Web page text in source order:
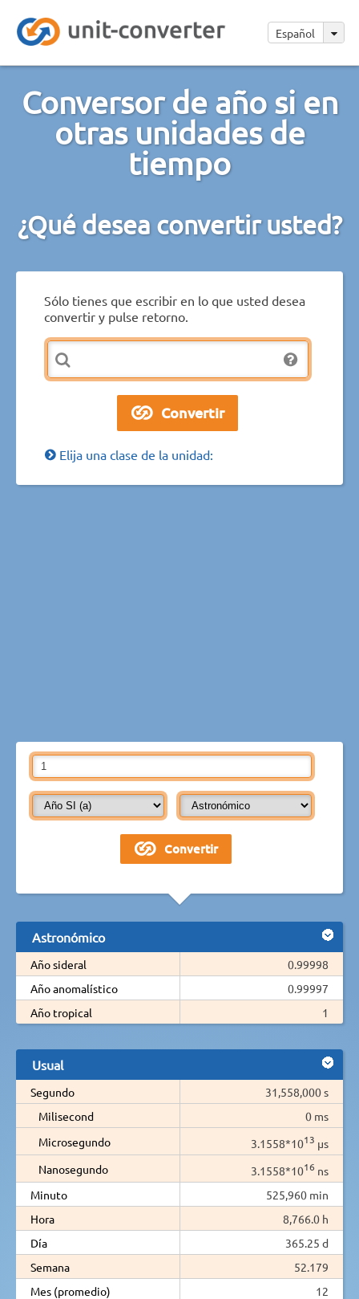
Español
Conversor de año si en
otras unidades de
tiempo
¿Qué desea convertir usted?
Sólo tienes que escribir en lo que usted desea
convertir y pulse retorno.
Elija una clase de la unidad:
Astronómico
Año sideral
0.99998
Año anomalístico
0.99997
Año tropical
1
Usual
Segundo
31,558,000 s
Milisecond
0 ms
Microsegundo
3.1558*1013 µs
Nanosegundo
3.1558*1016 ns
Minuto
525,960 min
Hora
8,766.0 h
Día
365.25 d
Semana
52.179
Mes (promedio)
12